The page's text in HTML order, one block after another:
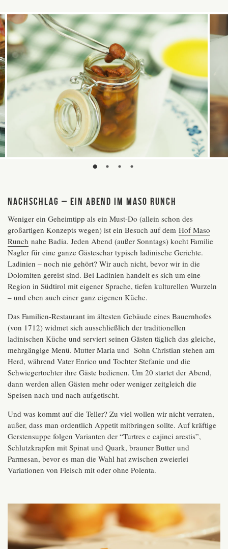
NACHSCHLAG – EIN ABEND IM MASO RUNCH
Weniger ein Geheimtipp als ein Must-Do (allein schon des
großartigen Konzepts wegen) ist ein Besuch auf dem Hof Maso
Runch nahe Badia. Jeden Abend (außer Sonntags) kocht Familie
Nagler für eine ganze Gästeschar typisch ladinische Gerichte.
Ladinien – noch nie gehört? Wir auch nicht, bevor wir in die
Dolomiten gereist sind. Bei Ladinien handelt es sich um eine
Region in Südtirol mit eigener Sprache, tiefen kulturellen Wurzeln
– und eben auch einer ganz eigenen Küche.
Das Familien-Restaurant im ältesten Gebäude eines Bauernhofes
(von 1712) widmet sich ausschließlich der traditionellen
ladinischen Küche und serviert seinen Gästen täglich das gleiche,
mehrgängige Menü. Mutter Maria und Sohn Christian stehen am
Herd, während Vater Enrico und Tochter Stefanie und die
Schwiegertochter ihre Gäste bedienen. Um 20 startet der Abend,
dann werden allen Gästen mehr oder weniger zeitgleich die
Speisen nach und nach aufgetischt.
Und was kommt auf die Teller? Zu viel wollen wir nicht verraten,
außer, dass man ordentlich Appetit mitbringen sollte. Auf kräftige
Gerstensuppe folgen Varianten der “Turtres e cajinci arestis”,
Schlutzkrapfen mit Spinat und Quark, brauner Butter und
Parmesan, bevor es man die Wahl hat zwischen zweierlei
Variationen von Fleisch mit oder ohne Polenta.